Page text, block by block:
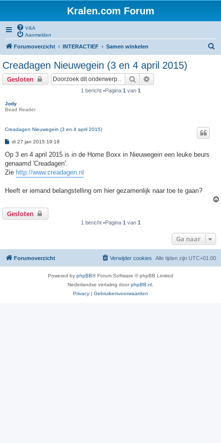
Kralen.com Forum
V&A
Aanmelden
Forumoverzicht INTERACTIEF Samen winkelen
Creadagen Nieuwegein (3 en 4 april 2015)
Gesloten Zoek
1 bericht •Pagina 1 van 1
Jody
Bead Reader
Creadagen Nieuwegein (3 en 4 april 2015)
B
r
i
c
h
di 27 jan 2015 19:18
Op 3 en 4 april 2015 is in de Home Boxx in Nieuwegein een leuke beurs
genaamd 'Creadagen'.
Zie http://www.creadagen.nl
Heeft er iemand belangstelling om hier gezamenlijk naar toe te gaan?
Gesloten
1 bericht •Pagina 1 van 1
Ga naar
Forumoverzicht Alle tijden zijn UTC+01:00
Verwijder cookies
Powered by phpBB® Forum Software © phpBB Limited
Nederlandse vertaling doorphpBB.nl
Privacy | Gebruikersvoorwaarden